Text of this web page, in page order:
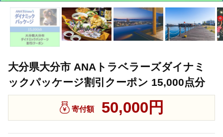
大分県大分市 ANAトラベラーズダイナミ
ックパッケージ割引クーポン 15,000点分
寄付額 50,000円